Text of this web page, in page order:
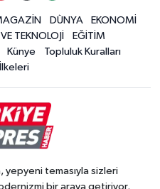
DÜNYA
EKONOMİ
TEKNOLOJİ
EĞİTİM
Künye
Topluluk Kuralları
temasıyla sizleri
bir araya getiriyor.